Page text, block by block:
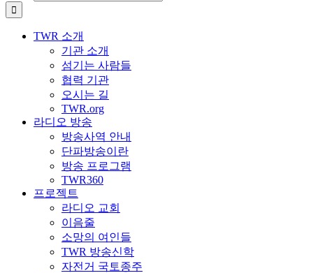
TWR 소개
기관 소개
섬기는 사람들
협력 기관
오시는 길
TWR.org
라디오 방송
방송사역 안내
단파방송이란
방송 프로그램
TWR360
프로젝트
라디오 교회
이음줄
소망의 여인들
TWR 방송신학
자전거 국토종주